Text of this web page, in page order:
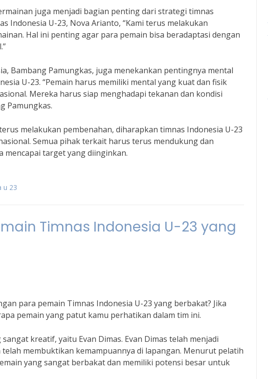
juga menjadi bagian penting dari strategi timnas
Indonesia U-23, Nova Arianto, “Kami terus melakukan
Hal ini penting agar para pemain bisa beradaptasi dengan
Bambang Pamungkas, juga menekankan pentingnya mental
U-23. “Pemain harus memiliki mental yang kuat dan fisik
Mereka harus siap menghadapi tekanan dan kondisi
Pamungkas.
melakukan pembenahan, diharapkan timnas Indonesia U-23
Semua pihak terkait harus terus mendukung dan
target yang diinginkan.
u 23
Timnas Indonesia U-23 yang
para pemain Timnas Indonesia U-23 yang berbakat? Jika
pemain yang patut kamu perhatikan dalam tim ini.
kreatif, yaitu Evan Dimas. Evan Dimas telah menjadi
membuktikan kemampuannya di lapangan. Menurut pelatih
yang sangat berbakat dan memiliki potensi besar untuk